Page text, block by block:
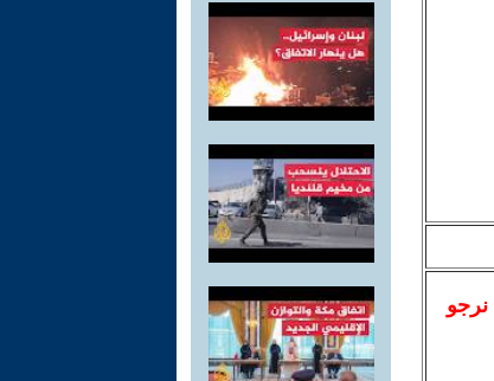
نرجو